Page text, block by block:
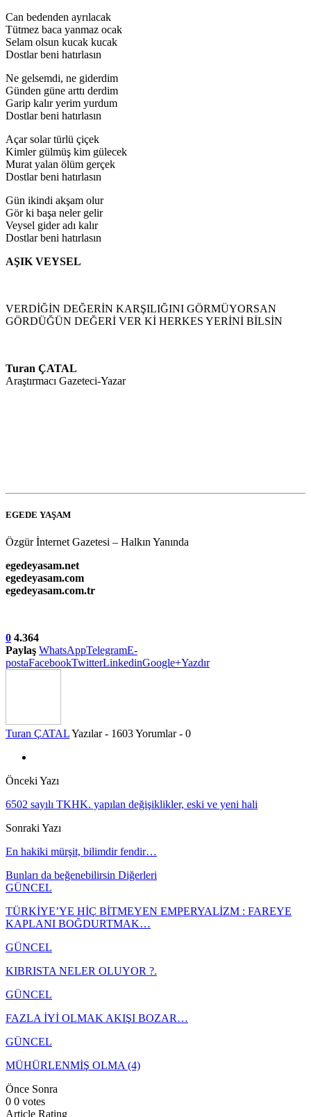
Can bedenden ayrılacak
Tütmez baca yanmaz ocak
Selam olsun kucak kucak
Dostlar beni hatırlasın
Ne gelsemdi, ne giderdim
Günden güne arttı derdim
Garip kalır yerim yurdum
Dostlar beni hatırlasın
Açar solar türlü çiçek
Kimler gülmüş kim gülecek
Murat yalan ölüm gerçek
Dostlar beni hatırlasın
Gün ikindi akşam olur
Gör ki başa neler gelir
Veysel gider adı kalır
Dostlar beni hatırlasın
AŞIK VEYSEL
VERDİĞİN DEĞERİN KARŞILIĞINI GÖRMÜYORSAN
GÖRDÜĞÜN DEĞERİ VER Kİ HERKES YERİNİ BİLSİN
Turan ÇATAL
Araştırmacı Gazeteci-Yazar
EGEDE YAŞAM
Özgür İnternet Gazetesi – Halkın Yanında
egedeyasam.net
egedeyasam.com
egedeyasam.com.tr
0 4.364
Paylaş WhatsAppTelegramE-
postaFacebookTwitterLinkedinGoogle+Yazdır
Turan ÇATALYazılar - 1603Yorumlar - 0
Önceki Yazı
6502 sayılı TKHK. yapılan değişiklikler, eski ve yeni hali
Sonraki Yazı
En hakiki mürşit, bilimdir fendir…
Bunları da beğenebilirsin Diğerleri
GÜNCEL
TÜRKİYE’YE HİÇ BİTMEYEN EMPERYALİZM : FAREYE
KAPLANI BOĞDURTMAK…
GÜNCEL
KIBRISTA NELER OLUYOR ?.
GÜNCEL
FAZLA İYİ OLMAK AKIŞI BOZAR…
GÜNCEL
MÜHÜRLENMİŞ OLMA (4)
Önce Sonra
0 0 votes
Article Rating